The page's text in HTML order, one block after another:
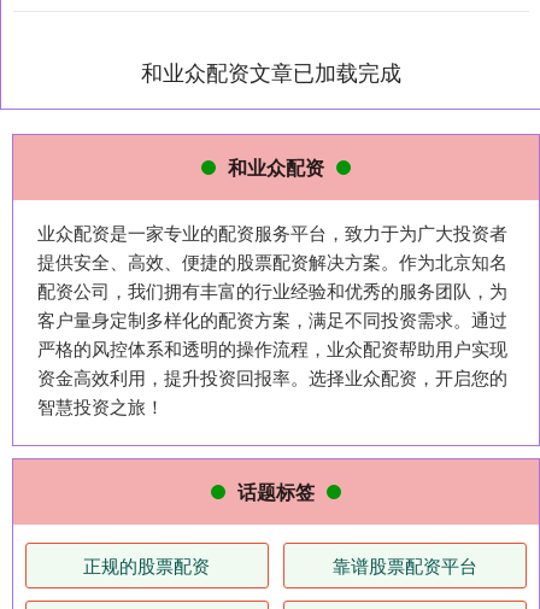
和业众配资文章已加载完成
和业众配资
业众配资是一家专业的配资服务平台，致力于为广大投资者
提供安全、高效、便捷的股票配资解决方案。作为北京知名
配资公司，我们拥有丰富的行业经验和优秀的服务团队，为
客户量身定制多样化的配资方案，满足不同投资需求。通过
严格的风控体系和透明的操作流程，业众配资帮助用户实现
资金高效利用，提升投资回报率。选择业众配资，开启您的
智慧投资之旅！
话题标签
正规的股票配资 靠谱股票配资平台